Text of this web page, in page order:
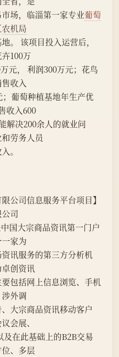
场，临淄第一家专业葡萄
农机局
。 该项目投入运营后，
100万
元， 利润300万元；花鸟
收入
葡萄种植基地年生产优
收入600
解决200余人的就业问
劳务人员
。
公司信息服务平台项目】
司
国大宗商品资讯第一门户
家为
讯服务的第三方分析机
创资讯
包括网上信息浏览、手机
外调
大宗商品资讯移动客户
会展、
在此基础上的B2B交易
、多层